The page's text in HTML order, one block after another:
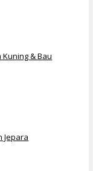
& Bau
Jepara